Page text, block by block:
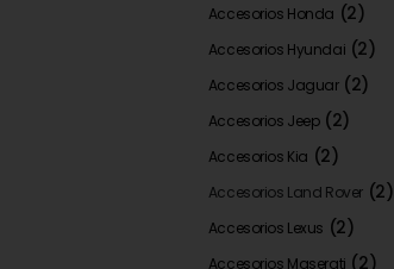
Accesorios Honda (2)
Accesorios Hyundai (2)
Accesorios Jaguar (2)
Accesorios Jeep (2)
Accesorios Kia (2)
Accesorios Land Rover (2)
Accesorios Lexus (2)
Accesorios Maserati (2)